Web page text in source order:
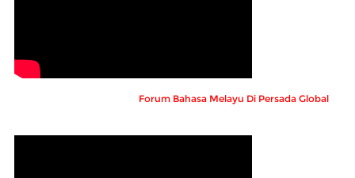
Forum Bahasa Melayu Di Persada Global